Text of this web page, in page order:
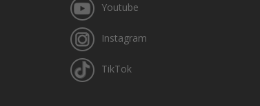
Youtube
Instagram
TikTok